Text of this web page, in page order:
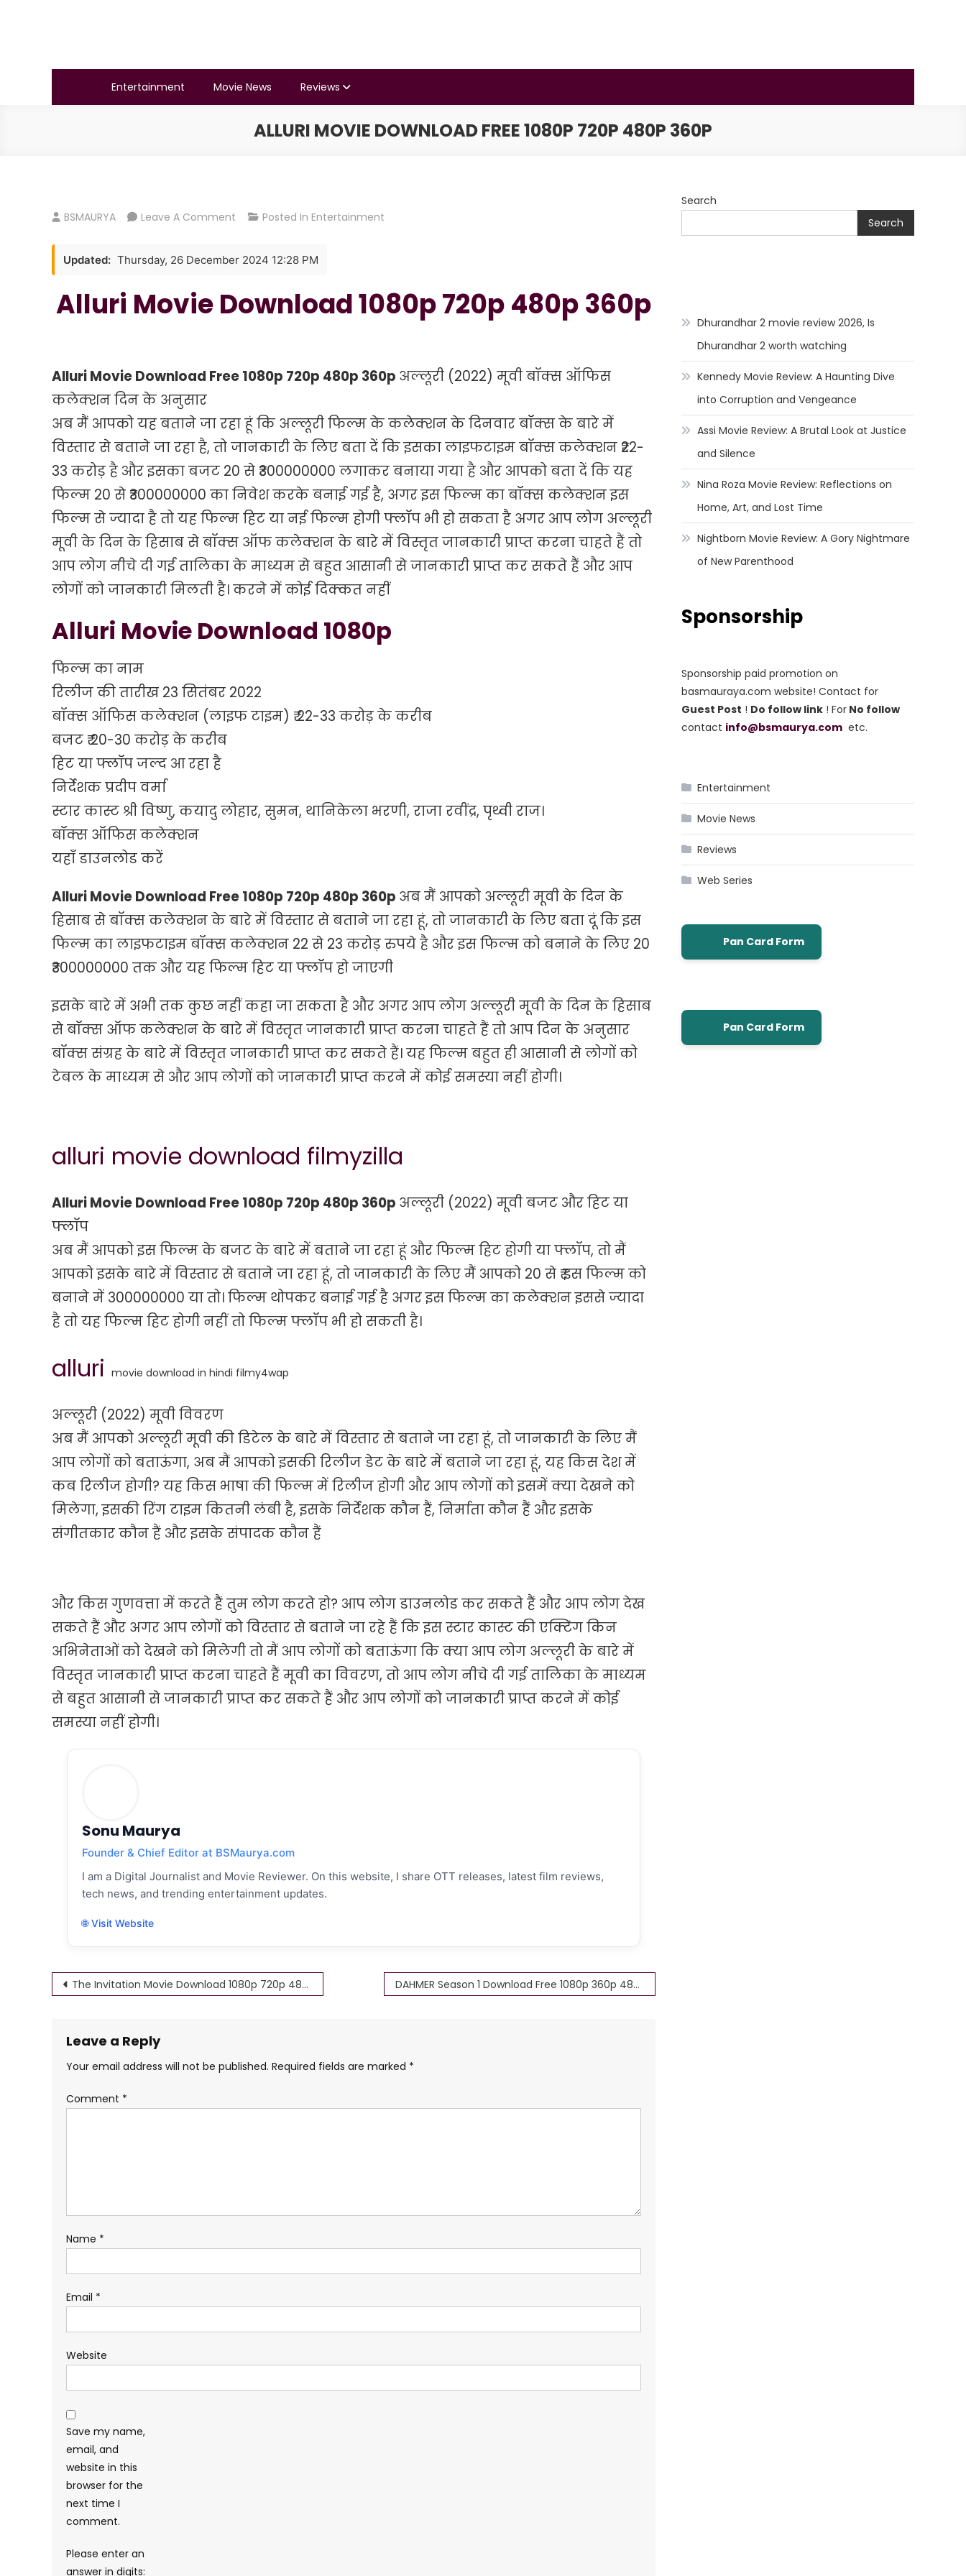
BSMAURYA
Entertainment
Movie News Reviews
ALLURI MOVIE DOWNLOAD FREE 1080P 720P 480P 360P
BSMAURYA Leave A Comment On
Movie
1080p
Posted In Entertainment
Updated: Thursday, 26 December 2024 12:28 PM
Alluri Movie Download 1080p 720p 480p 360p
Alluri Movie Download Free 1080p 720p 480p 360p अल्लूरी (2022) मूवी बॉक्स ऑफिस
कलेक्शन दिन के अनुसार
अब मैं आपको यह बताने जा रहा हूं कि अल्लूरी फिल्म के कलेक्शन के दिनवार बॉक्स के बारे में
विस्तार से बताने जा रहा है, तो जानकारी के लिए बता दें कि इसका लाइफटाइम बॉक्स कलेक्शन ₹22-
33 करोड़ है और इसका बजट 20 से ₹300000000 लगाकर बनाया गया है और आपको बता दें कि यह
फिल्म 20 से ₹300000000 का निवेश करके बनाई गई है, अगर इस फिल्म का बॉक्स कलेक्शन इस
फिल्म से ज्यादा है तो यह फिल्म हिट या नई फिल्म होगी फ्लॉप भी हो सकता है अगर आप लोग अल्लूरी
मूवी के दिन के हिसाब से बॉक्स ऑफ कलेक्शन के बारे में विस्तृत जानकारी प्राप्त करना चाहते हैं तो
आप लोग नीचे दी गई तालिका के माध्यम से बहुत आसानी से जानकारी प्राप्त कर सकते हैं और आप
लोगों को जानकारी मिलती है। करने में कोई दिक्कत नहीं
Alluri Movie Download 1080p
फिल्म का नाम
रिलीज की तारीख 23 सितंबर 2022
बॉक्स ऑफिस कलेक्शन (लाइफ टाइम) ₹ 22-33 करोड़ के करीब
बजट ₹ 20-30 करोड़ के करीब
हिट या फ्लॉप जल्द आ रहा है
निर्देशक प्रदीप वर्मा
स्टार कास्ट श्री विष्णु, कयादु लोहार, सुमन, थानिकेला भरणी, राजा रवींद्र, पृथ्वी राज।
बॉक्स ऑफिस कलेक्शन
यहाँ डाउनलोड करें
Alluri Movie Download Free 1080p 720p 480p 360p अब मैं आपको अल्लूरी मूवी के दिन के
हिसाब से बॉक्स कलेक्शन के बारे में विस्तार से बताने जा रहा हूं, तो जानकारी के लिए बता दूं कि इस
फिल्म का लाइफटाइम बॉक्स कलेक्शन 22 से 23 करोड़ रुपये है और इस फिल्म को बनाने के लिए 20
₹300000000 तक और यह फिल्म हिट या फ्लॉप हो जाएगी
इसके बारे में अभी तक कुछ नहीं कहा जा सकता है और अगर आप लोग अल्लूरी मूवी के दिन के हिसाब
से बॉक्स ऑफ कलेक्शन के बारे में विस्तृत जानकारी प्राप्त करना चाहते हैं तो आप दिन के अनुसार
बॉक्स संग्रह के बारे में विस्तृत जानकारी प्राप्त कर सकते हैं। यह फिल्म बहुत ही आसानी से लोगों को
टेबल के माध्यम से और आप लोगों को जानकारी प्राप्त करने में कोई समस्या नहीं होगी।
alluri movie download filmyzilla
Alluri Movie Download Free 1080p 720p 480p 360p अल्लूरी (2022) मूवी बजट और हिट या
फ्लॉप
अब मैं आपको इस फिल्म के बजट के बारे में बताने जा रहा हूं और फिल्म हिट होगी या फ्लॉप, तो मैं
आपको इसके बारे में विस्तार से बताने जा रहा हूं, तो जानकारी के लिए मैं आपको 20 से ₹ इस फिल्म को
बनाने में 300000000 या तो। फिल्म थोपकर बनाई गई है अगर इस फिल्म का कलेक्शन इससे ज्यादा
है तो यह फिल्म हिट होगी नहीं तो फिल्म फ्लॉप भी हो सकती है।
alluri movie download in hindi filmy4wap
अल्लूरी (2022) मूवी विवरण
अब मैं आपको अल्लूरी मूवी की डिटेल के बारे में विस्तार से बताने जा रहा हूं, तो जानकारी के लिए मैं
आप लोगों को बताऊंगा, अब मैं आपको इसकी रिलीज डेट के बारे में बताने जा रहा हूं, यह किस देश में
कब रिलीज होगी? यह किस भाषा की फिल्म में रिलीज होगी और आप लोगों को इसमें क्या देखने को
मिलेगा, इसकी रिंग टाइम कितनी लंबी है, इसके निर्देशक कौन हैं, निर्माता कौन हैं और इसके
संगीतकार कौन हैं और इसके संपादक कौन हैं
और किस गुणवत्ता में करते हैं तुम लोग करते हो? आप लोग डाउनलोड कर सकते हैं और आप लोग देख
सकते हैं और अगर आप लोगों को विस्तार से बताने जा रहे हैं कि इस स्टार कास्ट की एक्टिंग किन
अभिनेताओं को देखने को मिलेगी तो मैं आप लोगों को बताऊंगा कि क्या आप लोग अल्लूरी के बारे में
विस्तृत जानकारी प्राप्त करना चाहते हैं मूवी का विवरण, तो आप लोग नीचे दी गई तालिका के माध्यम
से बहुत आसानी से जानकारी प्राप्त कर सकते हैं और आप लोगों को जानकारी प्राप्त करने में कोई
समस्या नहीं होगी।
Sonu Maurya
Founder & Chief Editor at BSMaurya.com
I am a Digital Journalist and Movie Reviewer. On this website, I share OTT releases, latest film reviews,
tech news, and trending entertainment updates.
🌐 Visit Website
Post
The Invitation Movie Download 1080p 720p 480p 360p DAHMER Season 1 Download Free 1080p 360p 480p
Leave a Reply
Your email address will not be published. Required fields are marked *
Comment *
Name *
Email *
Website
Save my name,
email, and
website in this
browser for the
next time I
comment.
Please enter an
answer in digits:
Search
Search
Dhurandhar 2 movie review 2026, Is
Dhurandhar 2 worth watching
Kennedy Movie Review: A Haunting Dive
into Corruption and Vengeance
Assi Movie Review: A Brutal Look at Justice
and Silence
Nina Roza Movie Review: Reflections on
Home, Art, and Lost Time
Nightborn Movie Review: A Gory Nightmare
of New Parenthood
Sponsorship
Sponsorship paid promotion on
basmauraya.com website! Contact for
Guest Post ! Do follow link ! For No follow
contact info@bsmaurya.com etc.
Entertainment
Movie News
Reviews
Web Series
Pan Card Form
Pan Card Form